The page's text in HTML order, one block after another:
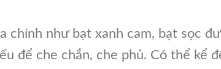
chính như bạt xanh cam, bạt sọc
để che chắn, che phủ. Có thể kể